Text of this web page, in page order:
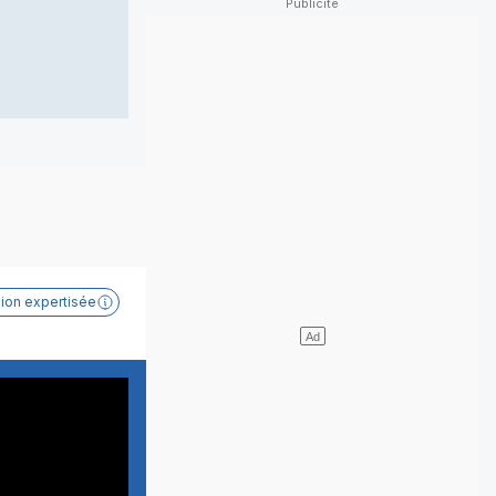
expertisée